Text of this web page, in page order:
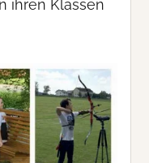
ihren Klassen